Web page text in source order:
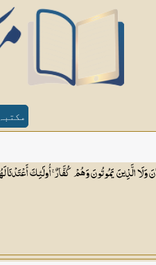
الَّذِينَ يَمُوتُونَ وَهُمْ كُفَّارٌ ۚ أُولَٰئِكَ أَعْتَدْنَا